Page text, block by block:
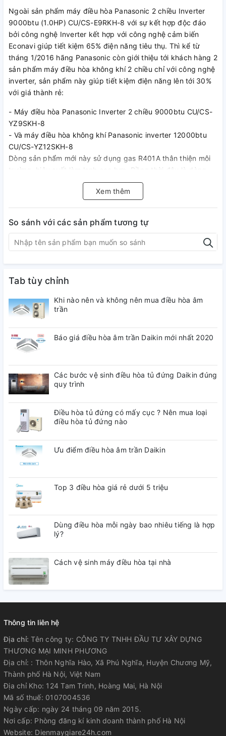
Ngoài sản phẩm máy điều hòa Panasonic 2 chiều Inverter
9000btu (1.0HP) CU/CS-E9RKH-8 với sự kết hợp độc đáo
bởi công nghệ Inverter kết hợp với công nghệ cảm biến
Econavi giúp tiết kiệm 65% điện năng tiêu thụ. Thì kể từ
tháng 1/2016 hãng Panasonic còn giới thiệu tới khách hàng 2
sản phẩm máy điều hòa không khí 2 chiều chỉ với công nghệ
inverter, sản phẩm này giúp tiết kiệm điện năng lên tới 30%
với giá thành rẻ:
- Máy điều hòa Panasonic Inverter 2 chiều 9000btu CU/CS-
YZ9SKH-8
- Và máy điều hòa không khí Panasonic inverter 12000btu
CU/CS-YZ12SKH-8
Dòng sản phẩm mới này sử dụng gas R401A thân thiện môi
trường, hiệu suất làm lạnh cao hơn. Đồng thời đây là dòng
sản phẩm dự báo sẽ thay thế dòng sản phẩm máy điều hòa
2 chiều đang sử dụng dòng Gas R22 trước đây.
sản phẩm máy điều hòa Panasonic inverter giá rẻ CU/CS-
YE9RKH-8 và điều hòa Daikin inverter giá rẻ FTXM25HVMV
theo chúng tôi sự lựa chọn Panasonic là tốt nhất. Bởi hiệu
có nhiều cơ hội lựa chọn phù hợp với nhu cầu của mình hơn.
Xem thêm
So sánh với các sản phẩm tương tự
Tab tùy chỉnh
Khi nào nên và không nên mua điều hòa âm
trần
Báo giá điều hòa âm trần Daikin mới nhất 2020
Các bước vệ sinh điều hòa tủ đứng Daikin đúng
quy trình
Điều hòa tủ đứng có mấy cục ? Nên mua loại
điều hòa tủ đứng nào
Ưu điểm điều hòa âm trần Daikin
Top 3 điều hòa giá rẻ dưới 5 triệu
Dùng điều hòa mỗi ngày bao nhiêu tiếng là hợp
lý?
Cách vệ sinh máy điều hòa tại nhà
Thông tin liên hệ
Địa chỉ:Tên công ty: CÔNG TY TNHH ĐẦU TƯ XÂY DỰNG
THƯƠNG MẠI MINH PHƯƠNG
Địa chỉ: : Thôn Nghĩa Hào, Xã Phú Nghĩa, Huyện Chương Mỹ,
Thành phố Hà Nội, Việt Nam
Địa chỉ Kho: 124 Tam Trinh, Hoàng Mai, Hà Nội
Mã số thuế: 0107004536
Ngày cấp: ngày 24 tháng 09 năm 2015.
Nơi cấp: Phòng đăng kí kinh doanh thành phố Hà Nội
Website: Dienmaygiare24h.com